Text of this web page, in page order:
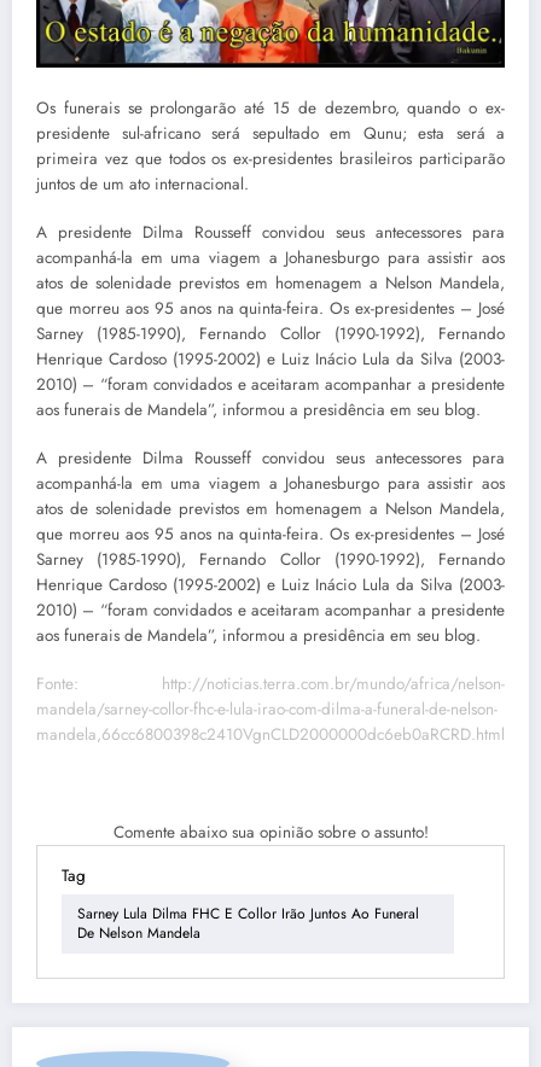
Os funerais se prolongarão até 15 de dezembro, quando o ex-
presidente sul-africano será sepultado em Qunu; esta será a
primeira vez que todos os ex-presidentes brasileiros participarão
juntos de um ato internacional.
A presidente Dilma Rousseff convidou seus antecessores para
acompanhá-la em uma viagem a Johanesburgo para assistir aos
atos de solenidade previstos em homenagem a Nelson Mandela,
que morreu aos 95 anos na quinta-feira. Os ex-presidentes – José
Sarney (1985-1990), Fernando Collor (1990-1992), Fernando
Henrique Cardoso (1995-2002) e Luiz Inácio Lula da Silva (2003-
2010) – “foram convidados e aceitaram acompanhar a presidente
aos funerais de Mandela”, informou a presidência em seu blog.
A presidente Dilma Rousseff convidou seus antecessores para
acompanhá-la em uma viagem a Johanesburgo para assistir aos
atos de solenidade previstos em homenagem a Nelson Mandela,
que morreu aos 95 anos na quinta-feira. Os ex-presidentes – José
Sarney (1985-1990), Fernando Collor (1990-1992), Fernando
Henrique Cardoso (1995-2002) e Luiz Inácio Lula da Silva (2003-
2010) – “foram convidados e aceitaram acompanhar a presidente
aos funerais de Mandela”, informou a presidência em seu blog.
Fonte: http://noticias.terra.com.br/mundo/africa/nelson-
mandela/sarney-collor-fhc-e-lula-irao-com-dilma-a-funeral-de-nelson-
mandela,66cc6800398c2410VgnCLD2000000dc6eb0aRCRD.html
Comente abaixo sua opinião sobre o assunto!
Tag
Sarney Lula Dilma FHC E Collor Irão Juntos Ao Funeral
De Nelson Mandela